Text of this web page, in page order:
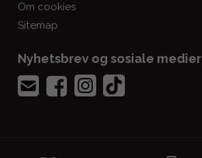
Om cookies
Sitemap
Nyhetsbrev og sosiale medier